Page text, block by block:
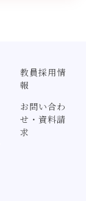
教員採用情
報
お問い合わ
せ・資料請
求